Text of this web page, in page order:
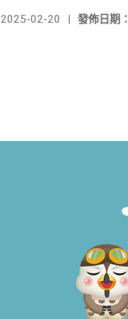
發佈日期：
2025-02-20 |